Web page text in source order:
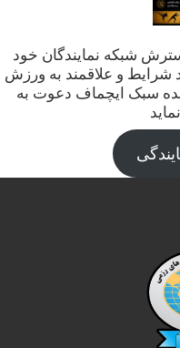
شبکه نمایندگان خود
شرایط و علاقمند به ورزش
سبک ایچماف دعوت به